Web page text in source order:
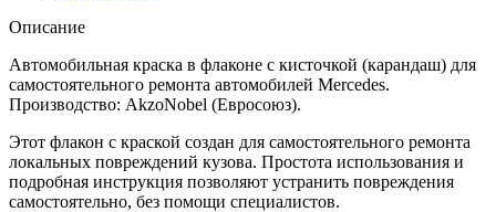
Описание
Автомобильная краска в флаконе с кисточкой (карандаш) для
самостоятельного ремонта автомобилей Mercedes.
Производство: AkzoNobel (Евросоюз).
Этот флакон с краской создан для самостоятельного ремонта
локальных повреждений кузова. Простота использования и
подробная инструкция позволяют устранить повреждения
самостоятельно, без помощи специалистов.